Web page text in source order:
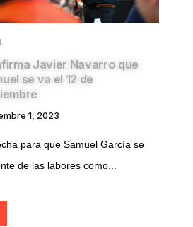
Javier Navarro que
se va el 12 de
1, 2023
para que Samuel García se
de las labores como...